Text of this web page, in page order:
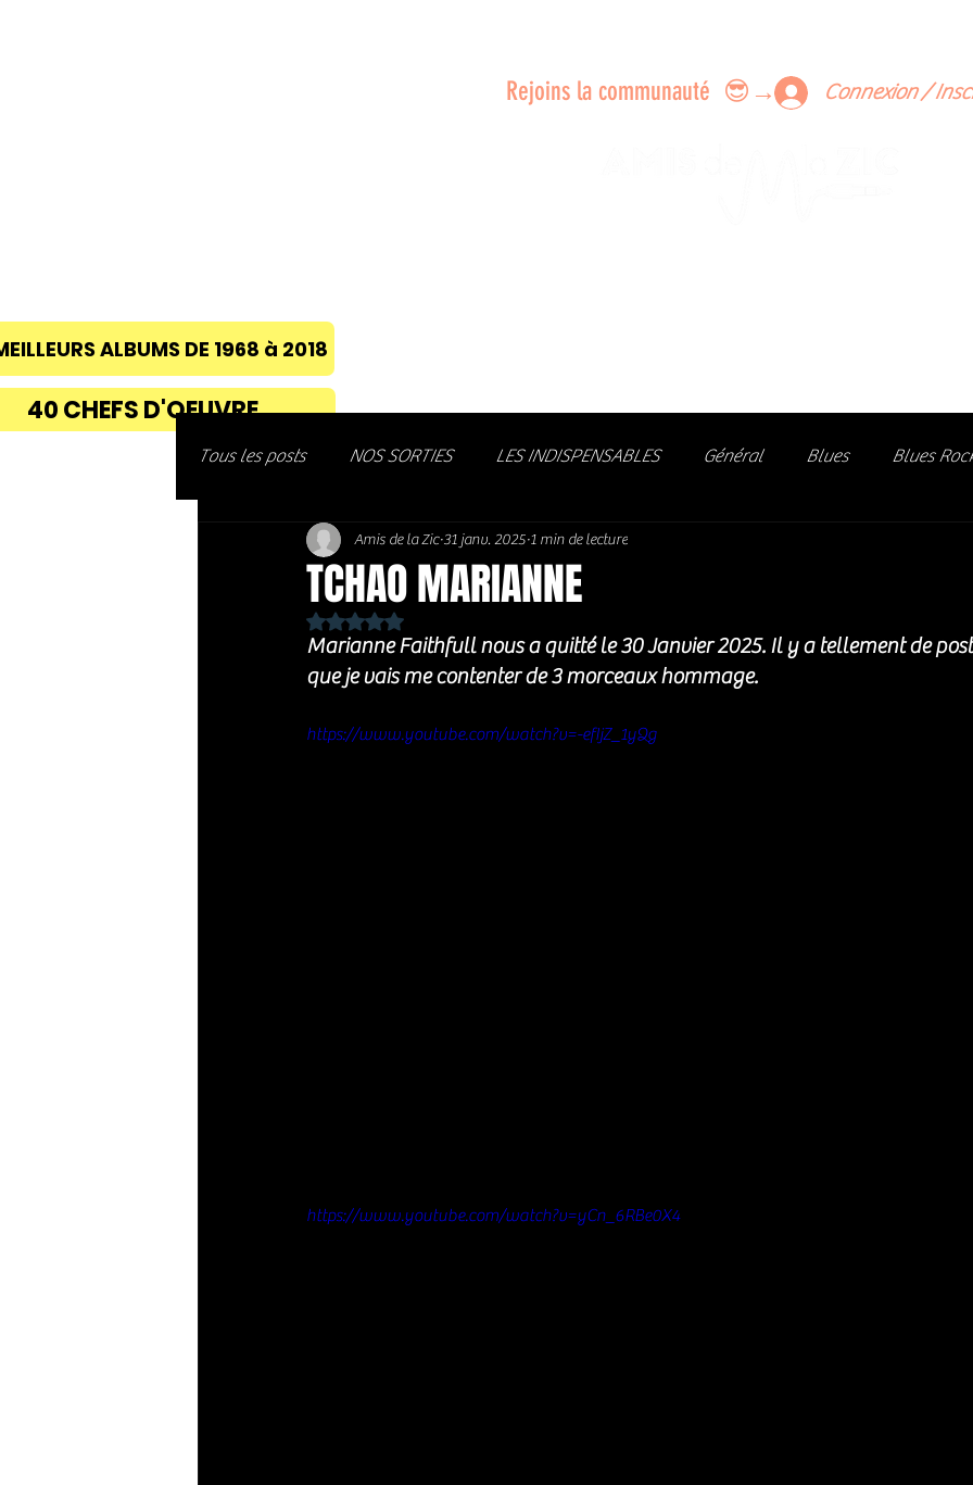
Connexion /
ALBUMS DE 1968 à 2018
Découvrez des artistes, vibrez aux concerts et rejoignez une
Rejoins la communauté 😎→
40 CHEFS D'OEUVRE
Tous les posts NOS SORTIES LES INDISPENSABLES Général Blues Blues
Soft Rock / Folk Jazz Soul / Funk / Rhythm Blues
Country / Americana
TCHAO MARIANNE
Amis de la Zic 31 janv. 2025 1 min de lecture
Noté NaN étoiles sur 5.
Marianne Faithfull nous a quitté le 30 Janvier 2025. Il y a tellement de
que je vais me contenter de 3 morceaux hommage.
https://www.youtube.com/watch?v=-efIjZ_1yQg
https://www.youtube.com/watch?v=yCn_6RBe0X4